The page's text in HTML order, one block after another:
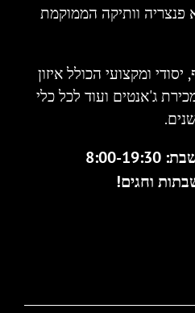
פנצריה וותיקה הממוקמת
ומקצועי הכולל איזון
ג'אנטים ועוד לכל כלי
19:30
וחגים!